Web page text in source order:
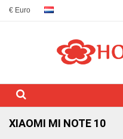
€ Euro
XIAOMI MI NOTE 10